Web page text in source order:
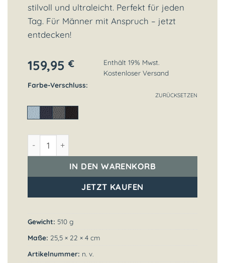
stilvoll und ultraleicht. Perfekt für jeden
Tag. Für Männer mit Anspruch – jetzt
entdecken!
159,95 €
Enthält 19% Mwst.
Kostenloser Versand
Farbe-Verschluss
ZURÜCKSETZEN
IN DEN WARENKORB
JETZT KAUFEN
Gewicht: 510 g
Maße: 25,5 × 22 × 4 cm
Artikelnummer: n. v.